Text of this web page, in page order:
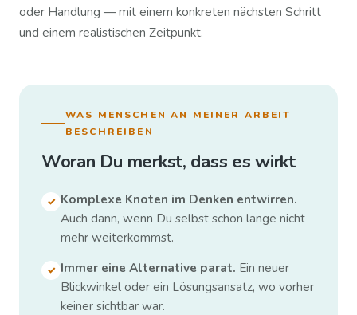
oder Handlung — mit einem konkreten nächsten Schritt
und einem realistischen Zeitpunkt.
WAS MENSCHEN AN MEINER ARBEIT
BESCHREIBEN
Woran Du merkst, dass es wirkt
✓ Komplexe Knoten im Denken entwirren.
Auch dann, wenn Du selbst schon lange nicht
mehr weiterkommst.
✓ Immer eine Alternative parat. Ein neuer
Blickwinkel oder ein Lösungsansatz, wo vorher
keiner sichtbar war.